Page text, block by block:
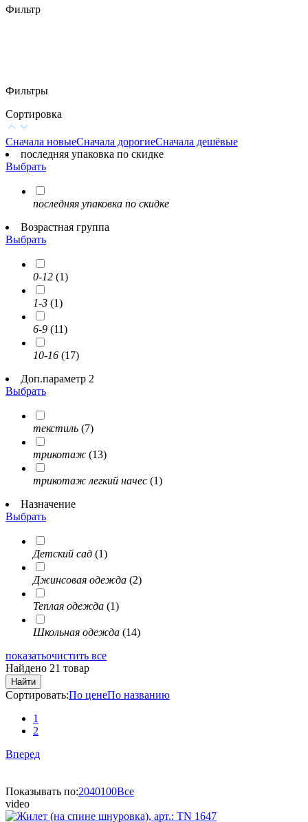
Фильтр
Фильтры
Сортировка
Сначала новыеСначала дорогиеСначала дешёвые
последняя упаковка по скидке
Выбрать
последняя упаковка по скидке
Возрастная группа
Выбрать
0-12 (1)
1-3 (1)
6-9 (11)
10-16 (17)
Доп.параметр 2
Выбрать
текстиль (7)
трикотаж (13)
трикотаж легкий начес (1)
Назначение
Выбрать
Детский сад (1)
Джинсовая одежда (2)
Теплая одежда (1)
Школьная одежда (14)
показатьочистить все
Найдено 21 товар
Найти
Сортировать:По ценеПо названию
1
2
Вперед
Показывать по:2040100Все
video